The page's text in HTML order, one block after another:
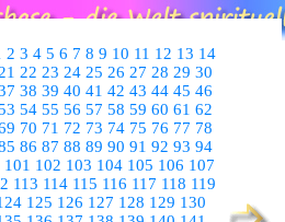
2 3 4 5 6 7 8 9 10 11 12 13 14
21 22 23 24 25 26 27 28 29 30
38 39 40 41 42 43 44 45 46
54 55 56 57 58 59 60 61 62
70 71 72 73 74 75 76 77 78
86 87 88 89 90 91 92 93 94
101 102 103 104 105 106 107
113 114 115 116 117 118 119
125 126 127 128 129 130